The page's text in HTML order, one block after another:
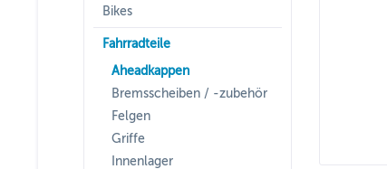
Bikes
Fahrradteile
Aheadkappen
Bremsscheiben / -zubehör
Felgen
Griffe
Innenlager